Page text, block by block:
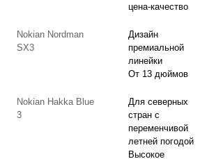
Nokian Nordman
SX3
Nokian Hakka Blue
3
цена-качество
Дизайн
премиальной
линейки
От 13 дюймов
Для северных
стран с
переменчивой
летней погодой
Высокое